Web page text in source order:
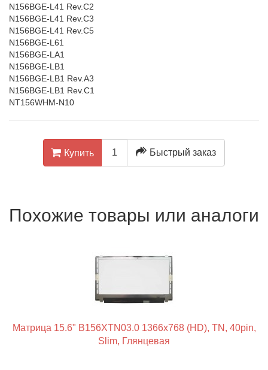
N156BGE-L41 Rev.C2
N156BGE-L41 Rev.C3
N156BGE-L41 Rev.C5
N156BGE-L61
N156BGE-LA1
N156BGE-LB1
N156BGE-LB1 Rev.A3
N156BGE-LB1 Rev.C1
NT156WHM-N10
Купить Быстрый заказ
Похожие товары или аналоги
Матрица 15.6" B156XTN03.0 1366x768 (HD), TN, 40pin,
Slim, Глянцевая